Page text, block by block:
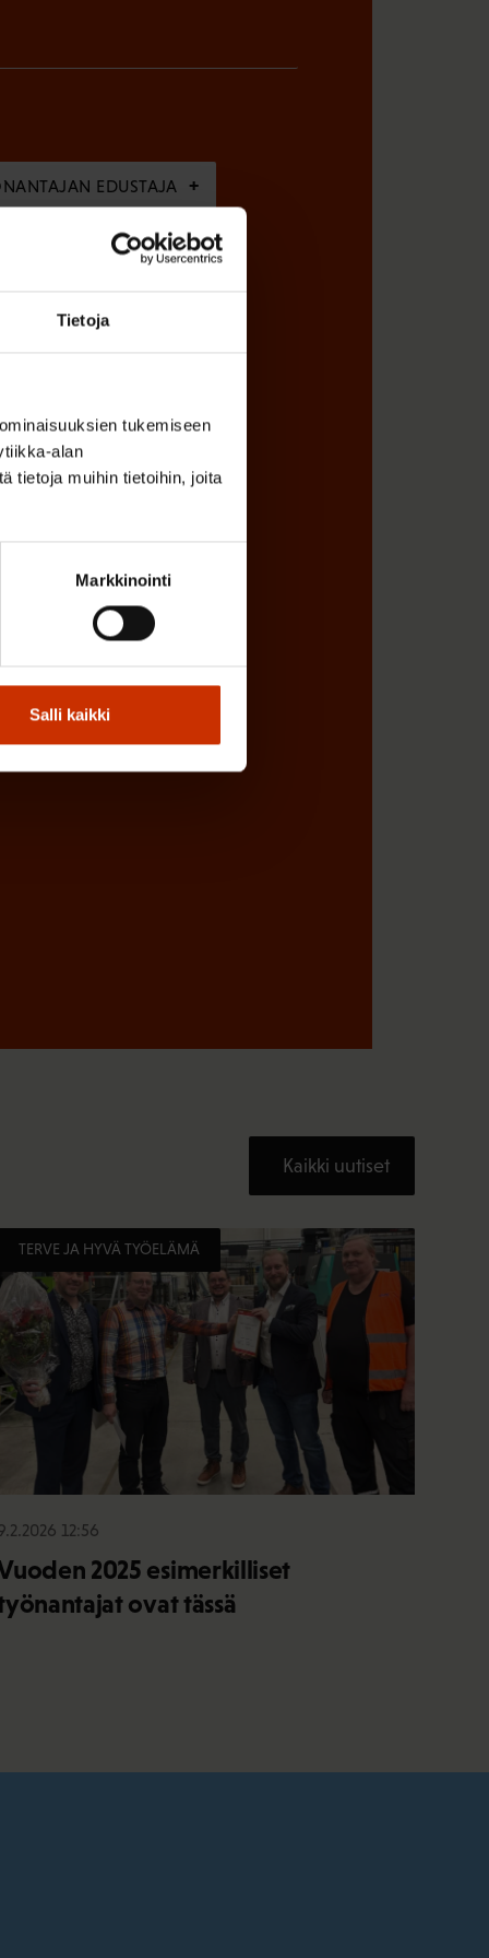
Tietoja
tukemiseen
alan
tietoja muihin tietoihin, joita
Markkinointi
Salli kaikki
EDUSTAJA
Kaikki uutiset
TERVE JA HYVÄ TYÖELÄMÄ
12:56
2025 esimerkilliset
ovat tässä